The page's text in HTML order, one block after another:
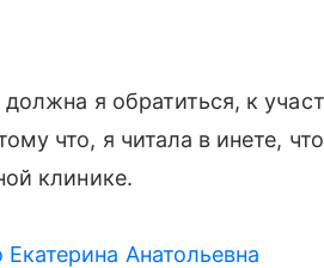
я обратиться, к
что, я читала в инете,
клинике.
Анатольевна